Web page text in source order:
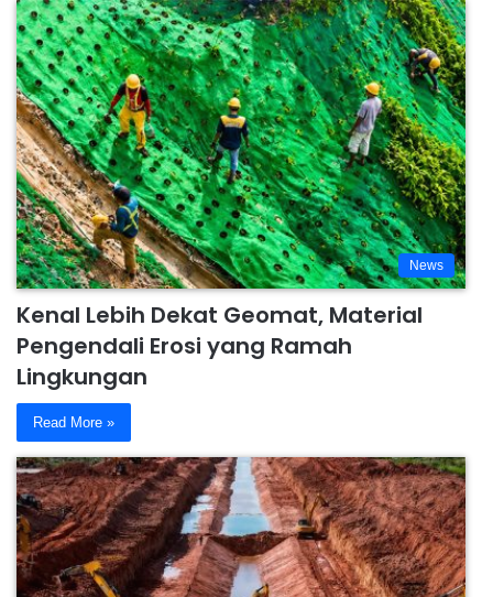
News
Kenal Lebih Dekat Geomat, Material
Pengendali Erosi yang Ramah
Lingkungan
Read More »